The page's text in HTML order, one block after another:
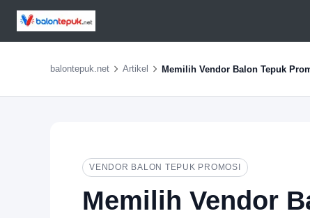
balontepuk.net Artikel Memilih Vendor Balon Tepuk
VENDOR BALON TEPUK PROMOSI
Memilih Vendor